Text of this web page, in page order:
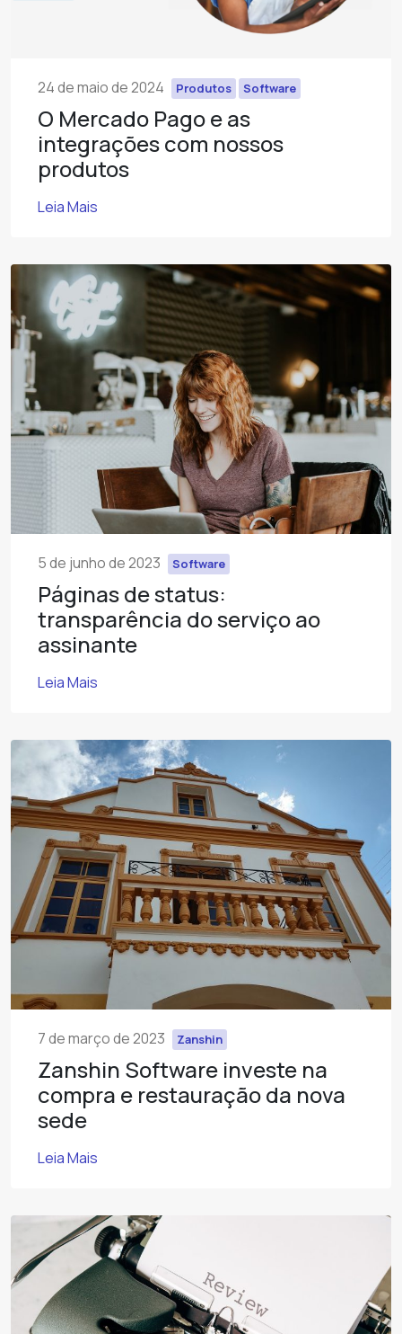
24 de maio de 2024 Produtos Software
O Mercado Pago e as
integrações com nossos
produtos
Leia Mais
5 de junho de 2023 Software
Páginas de status:
transparência do serviço ao
assinante
Leia Mais
7 de março de 2023 Zanshin
Zanshin Software investe na
compra e restauração da nova
sede
Leia Mais